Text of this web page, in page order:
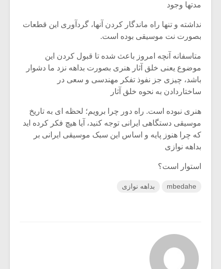
مدتها وجود
نداشته و تنها راه ماندگار کردن آنها، گردآوری این قطعات
بصورت نت موسیقی بوده است.
متاسفانه آنچه امروز باعث شده تا قبول کردن این
موضوع یعنی خلق آثار هنری بصورت بداهه نزد ما دشوار
باشد، چیزی جز نفوذ تفکر مهندسی و سعی در
ساختاردادن به نحوه خلق آثار
هنری نبوده است. راه دور چرا برویم؛ لحظه ای به تاریخ
موسیقی دستگاهی ایرانی توجه کنید، آیا هیچ فکر کرده اید
که چرا هنوز پایه و اساس این سبک موسیقی ایرانی بر
بداهه نوازی
استوار است؟
mbedahe بداهه نوازی